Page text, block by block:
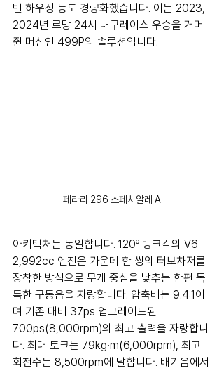
빈 하우징 등도 경량화했습니다. 이는 2023,
2024년 르망 24시 내구레이스 우승을 거머
쥔 머신인 499P의 솔루션입니다.
페라리 296 스페치알레 A
아키텍처는 동일합니다. 120º 뱅크각의 V6
2,992cc 엔진은 가운데 한 쌍의 터보차저를
장착한 방식으로 무게 중심을 낮추는 한편 독
특한 구동음을 자랑합니다. 압축비는 9.4:1이
며 기존 대비 37ps 업그레이드된
700ps(8,000rpm)의 최고 출력을 자랑합니
다. 최대 토크는 79kg∙m(6,000rpm), 최고
회전수는 8,500rpm에 달합니다. 배기음에서